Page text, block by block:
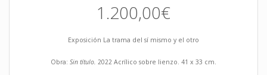
1.200,00€
Exposición La trama del sí mismo y el otro
Obra: Sin título. 2022 Acrílico sobre lienzo. 41 x 33 cm.